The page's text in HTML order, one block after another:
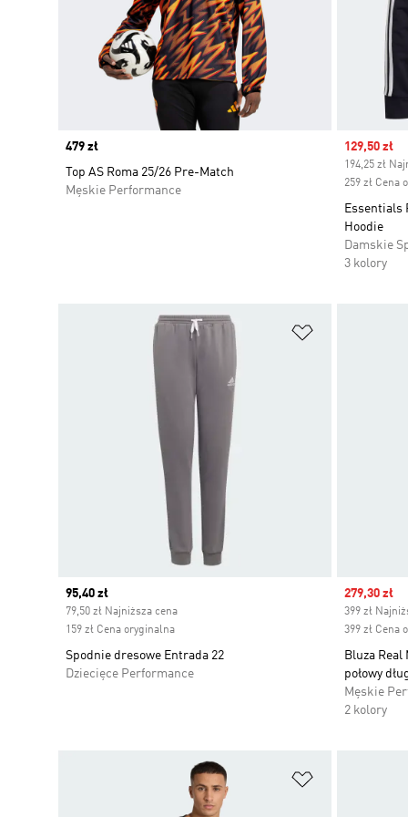
Price
479 zł
Top AS Roma 25/26 Pre-Match
Męskie Performance
Sale price
129,50 zł
194,25 zł
259 zł Cena
Essentials
Hoodie
Damskie
3 kolory
Current price
95,40 zł
79,50 zł Najniższa cena
159 zł Cena oryginalna
Spodnie dresowe Entrada 22
Dziecięce Performance
Sale price
279,30 zł
399 zł
399 zł Cena
Bluza
połowy
Męskie
2 kolory